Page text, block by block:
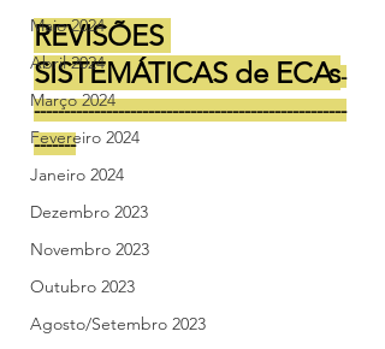
Maio 2024
Abril 2024
Março 2024
Fevereiro 2024
Janeiro 2024
Dezembro 2023
Novembro 2023
Outubro 2023
Agosto/Setembro 2023
REVISÕES
SISTEMÁTICAS de ECAs-
----------------------------------------------------
-------